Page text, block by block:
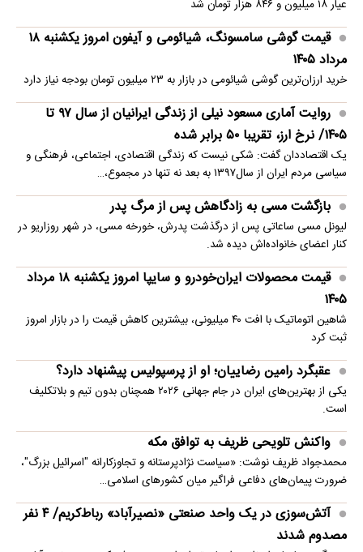
عیار ۱۸ میلیون و ۸۴۶ هزار تومان شد
قیمت گوشی سامسونگ، شیائومی و آیفون امروز یکشنبه ۱۸
مرداد ۱۴۰۵
خرید ارزان‌ترین گوشی شیائومی در بازار به ۲۳ میلیون تومان بودجه نیاز دارد
روایت آماری مسعود نیلی از زندگی ایرانیان از سال ۹۷ تا
۱۴۰۵/ نرخ ارز، تقریبا ۵۰ برابر شده
یک اقتصاددان گفت: شکی نیست که زندگی اقتصادی، اجتماعی، فرهنگی و
سیاسی مردم ایران از سال۱۳۹۷ به بعد نه تنها در مجموع،…
بازگشت مسی به زادگاهش پس از مرگ پدر
لیونل مسی ساعاتی پس از درگذشت پدرش، خورخه مسی، در شهر روزاریو در
کنار اعضای خانواده‌اش دیده شد.
قیمت محصولات ایران‌خودرو و سایپا امروز یکشنبه ۱۸ مرداد
۱۴۰۵
شاهین اتوماتیک با افت ۴۰ میلیونی، بیشترین کاهش قیمت را در بازار امروز
ثبت کرد
عقبگرد رامین رضاییان؛ او از پرسپولیس پیشنهاد دارد؟
یکی از بهترین‌های ایران در جام جهانی ۲۰۲۶ همچنان بدون تیم و بلاتکلیف
است.
واکنش تلویحی ظریف به توافق مکه
محمدجواد ظریف نوشت: «سیاست نژادپرستانه و تجاوزکارانه "اسرائیل بزرگ"،
ضرورت پیمان‌های دفاعی فراگیر میان کشورهای اسلامی…
آتش‌سوزی در یک واحد صنعتی «نصیرآباد» رباط‌کریم/ ۴ نفر
مصدوم شدند